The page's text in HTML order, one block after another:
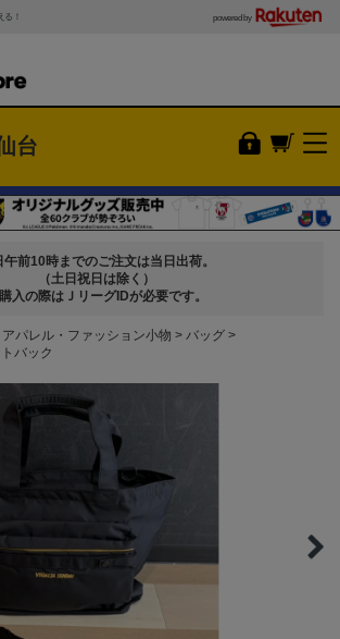
！ powered by
台
午前10時までのご注文は当日出荷。
（土日祝日は除く）
入の際はＪリーグIDが必要です。
アパレル・ファッション小物
バッグ
バック